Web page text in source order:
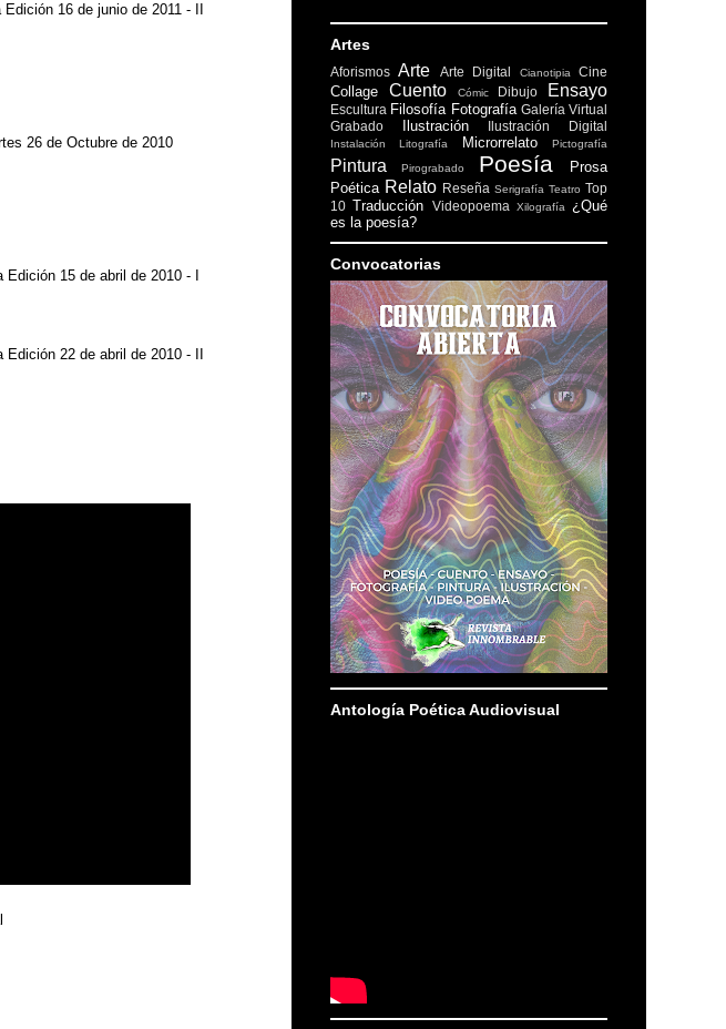
16 de junio de 2011 - II
26 de Octubre de 2010
15 de abril de 2010 - I
22 de abril de 2010 - II
Artes
Aforismos Arte Arte Digital Cianotipia Cine
Collage Cuento Cómic Dibujo Ensayo
Escultura Filosofía Fotografía Galería Virtual
Grabado
Ilustración Ilustración Digital
Instalación Litografía Microrrelato Pictografía
Pintura Pirograbado Poesía
Prosa
Poética Relato Reseña Serigrafía Teatro Top
10 Traducción Videopoema Xilografía
¿Qué
es la poesía?
Convocatorias
Antología Poética Audiovisual